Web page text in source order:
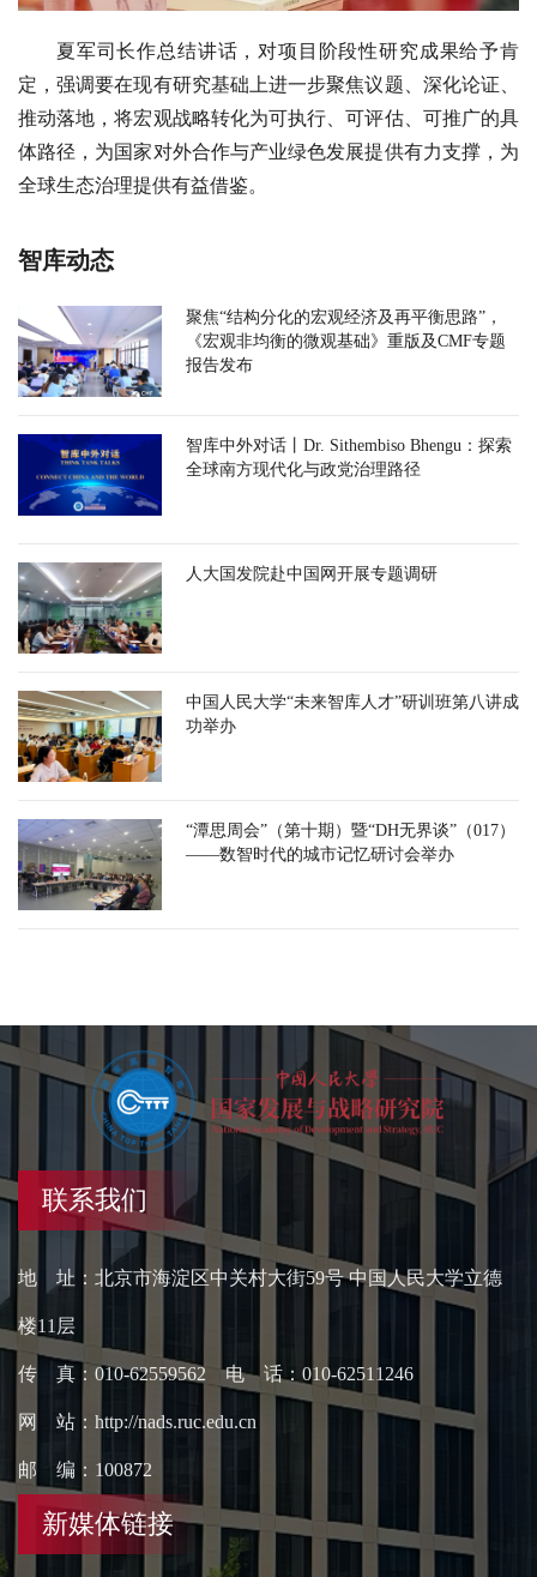
夏军司长作总结讲话，对项目阶段性研究成果给予肯
定，强调要在现有研究基础上进一步聚焦议题、深化论证、
推动落地，将宏观战略转化为可执行、可评估、可推广的具
体路径，为国家对外合作与产业绿色发展提供有力支撑，为
全球生态治理提供有益借鉴。
智库动态
聚焦“结构分化的宏观经济及再平衡思路”，
《宏观非均衡的微观基础》重版及CMF专题
报告发布
智库中外对话丨Dr. Sithembiso Bhengu：探索
全球南方现代化与政党治理路径
人大国发院赴中国网开展专题调研
中国人民大学“未来智库人才”研训班第八讲成
功举办
“潭思周会”（第十期）暨“DH无界谈”（017）
——数智时代的城市记忆研讨会举办
联系我们
地 址：北京市海淀区中关村大街59号 中国人民大学立德
楼11层
传 真：010-62559562 电 话：010-62511246
网 站：http://nads.ruc.edu.cn
邮 编：100872
新媒体链接